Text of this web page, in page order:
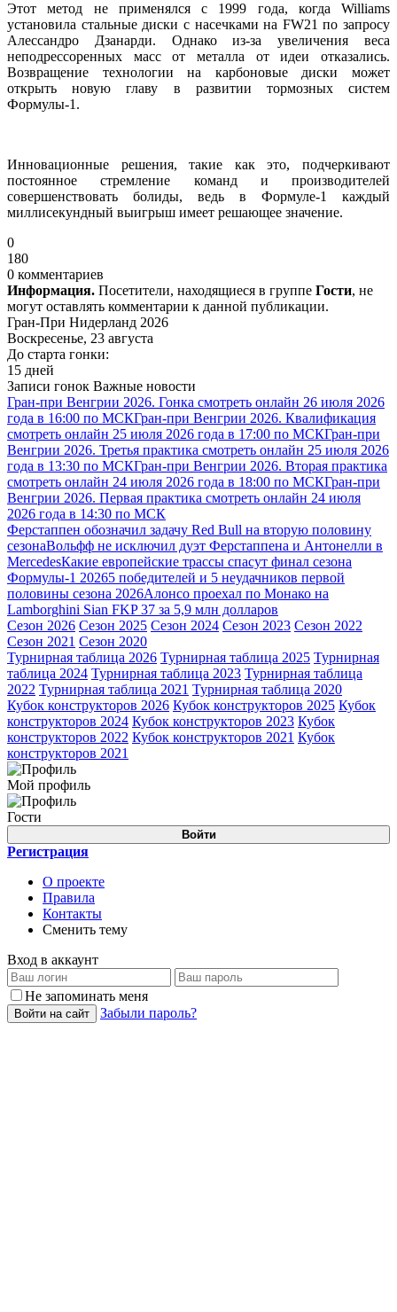
Этот метод не применялся с 1999 года, когда Williams
установила стальные диски с насечками на FW21 по запросу
Алессандро Дзанарди. Однако из-за увеличения веса
неподрессоренных масс от металла от идеи отказались.
Возвращение технологии на карбоновые диски может
открыть новую главу в развитии тормозных систем
Формулы-1.
Инновационные решения, такие как это, подчеркивают
постоянное стремление команд и производителей
совершенствовать болиды, ведь в Формуле-1 каждый
миллисекундный выигрыш имеет решающее значение.
0
180
0 комментариев
Информация. Посетители, находящиеся в группе Гости, не
могут оставлять комментарии к данной публикации.
Гран-При Нидерланд 2026
Воскресенье, 23 августа
До старта гонки:
15 дней
Записи гонок Важные новости
Гран-при Венгрии 2026. Гонка смотреть онлайн 26 июля 2026
года в 16:00 по МСКГран-при Венгрии 2026. Квалификация
смотреть онлайн 25 июля 2026 года в 17:00 по МСКГран-при
Венгрии 2026. Третья практика смотреть онлайн 25 июля 2026
года в 13:30 по МСКГран-при Венгрии 2026. Вторая практика
смотреть онлайн 24 июля 2026 года в 18:00 по МСКГран-при
Венгрии 2026. Первая практика смотреть онлайн 24 июля
2026 года в 14:30 по МСК
Ферстаппен обозначил задачу Red Bull на вторую половину
сезонаВольфф не исключил дуэт Ферстаппена и Антонелли в
MercedesКакие европейские трассы спасут финал сезона
Формулы-1 20265 победителей и 5 неудачников первой
половины сезона 2026Алонсо проехал по Монако на
Lamborghini Sian FKP 37 за 5,9 млн долларов
Сезон 2026 Сезон 2025 Сезон 2024 Сезон 2023 Сезон 2022
Сезон 2021 Сезон 2020
Турнирная таблица 2026 Турнирная таблица 2025 Турнирная
таблица 2024 Турнирная таблица 2023 Турнирная таблица
2022 Турнирная таблица 2021 Турнирная таблица 2020
Кубок конструкторов 2026 Кубок конструкторов 2025 Кубок
конструкторов 2024 Кубок конструкторов 2023 Кубок
конструкторов 2022 Кубок конструкторов 2021 Кубок
конструкторов 2021
Мой профиль
Гости
Войти
Регистрация
О проекте
Правила
Контакты
Сменить тему
Вход в аккаунт
Не запоминать меня
Войти на сайт Забыли пароль?